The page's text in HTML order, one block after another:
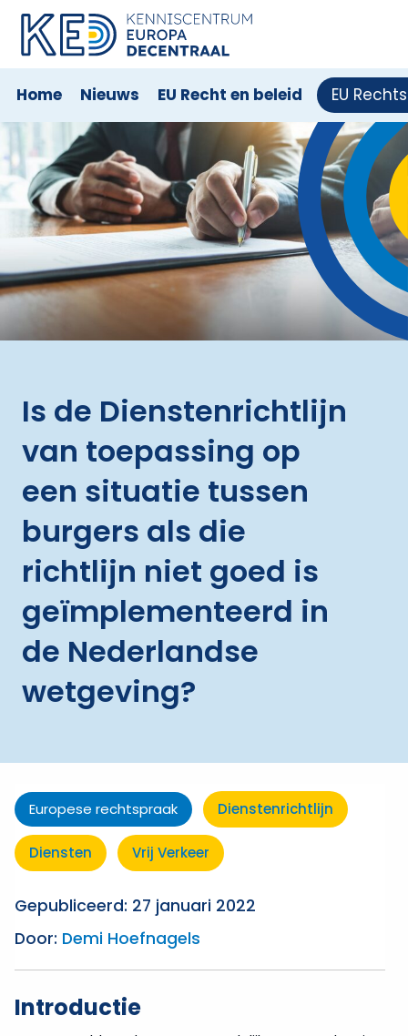
Home Nieuws EU Recht en beleid EU
Is de Dienstenrichtlijn
van toepassing op
een situatie tussen
burgers als die
richtlijn niet goed is
geïmplementeerd in
de Nederlandse
wetgeving?
Europese rechtspraak Dienstenrichtlijn
Diensten Vrij Verkeer
Gepubliceerd: 27 januari 2022
Door: Demi Hoefnagels
Introductie